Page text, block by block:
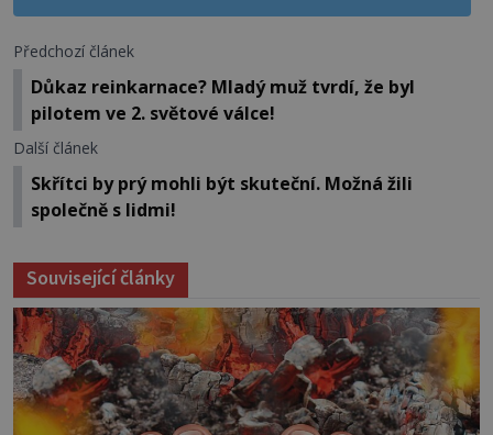
Předchozí článek
Důkaz reinkarnace? Mladý muž tvrdí, že byl
pilotem ve 2. světové válce!
Další článek
Skřítci by prý mohli být skuteční. Možná žili
společně s lidmi!
Související články